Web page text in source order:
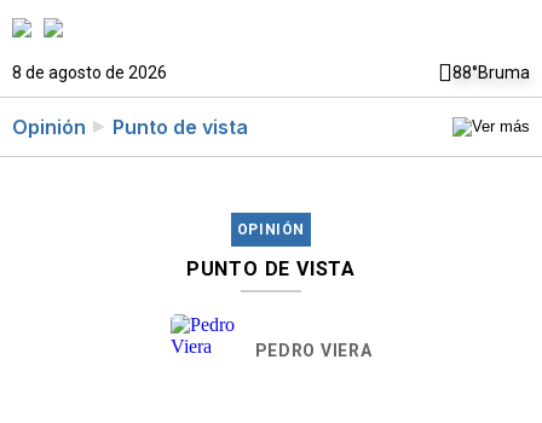
8 de agosto de 2026 88°Bruma
Opinión Punto de vista
OPINIÓN
PUNTO DE VISTA
PEDRO VIERA